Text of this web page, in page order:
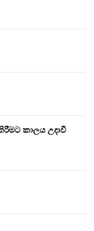
කාලය උදාවී